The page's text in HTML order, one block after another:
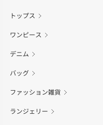
トップス
ワンピース
デニム
バッグ
ファッション雑貨
ランジェリー